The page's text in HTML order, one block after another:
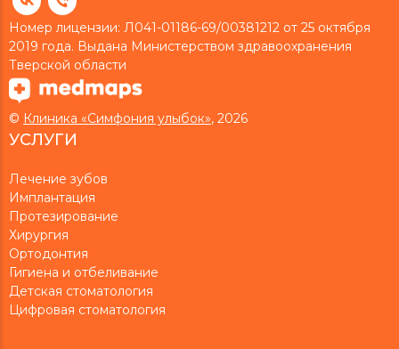
Номер лицензии: Л041-01186-69/00381212 от 25 октября
2019 года. Выдана Министерством здравоохранения
Тверской области
© Клиника «Симфония улыбок», 2026
УСЛУГИ
Лечение зубов
Имплантация
Протезирование
Хирургия
Ортодонтия
Гигиена и отбеливание
Детская стоматология
Цифровая стоматология